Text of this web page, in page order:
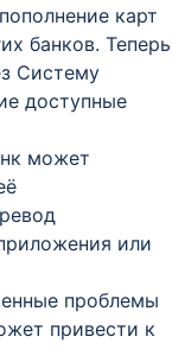
карт
банков. Теперь
Систему
доступные
может
или
проблемы
привести к